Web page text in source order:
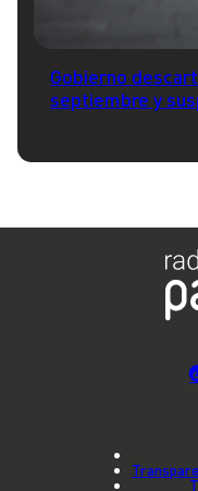
Gobierno
septiembre y